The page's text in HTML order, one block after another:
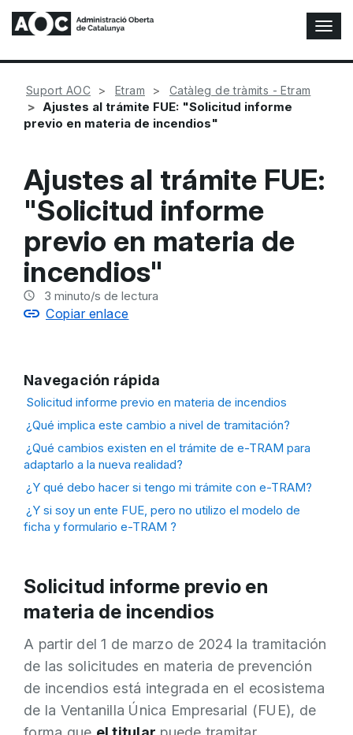
A
l
t
a
v
Suport AOC Etram Catàleg de tràmits - Etram
Ajustes al trámite FUE: "Solicitud informe
previo en materia de incendios"
Ajustes al trámite FUE:
"Solicitud informe
previo en materia de
incendios"
3 minuto/s de lectura
Copiar enlace
Solicitud informe previo en
materia de incendios
A partir del 1 de marzo de 2024 la tramitación
de las solicitudes en materia de prevención
de incendios está integrada en el ecosistema
de la Ventanilla Única Empresarial (FUE), de
Navegación rápida
Solicitud informe previo en materia de incendios
¿Qué implica este cambio a nivel de tramitación?
¿Qué cambios existen en el trámite de e-TRAM para
adaptarlo a la nueva realidad?
¿Y qué debo hacer si tengo mi trámite con e-TRAM?
¿Y si soy un ente FUE, pero no utilizo el modelo de
ficha y formulario e-TRAM ?